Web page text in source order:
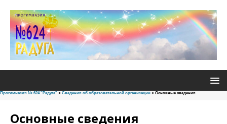
Прогимназия № 624 "Радуга" > Сведения об образовательной организации > Основные сведения
Основные сведения